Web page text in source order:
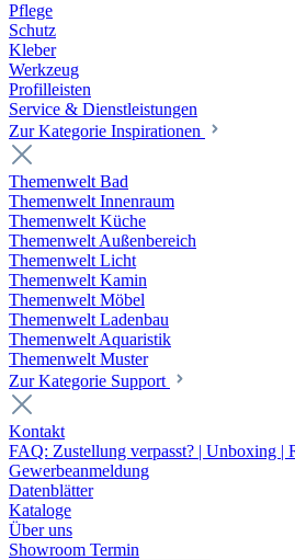
Pflege
Schutz
Kleber
Werkzeug
Profilleisten
Service & Dienstleistungen
Zur Kategorie Inspirationen
Themenwelt Bad
Themenwelt Innenraum
Themenwelt Küche
Themenwelt Außenbereich
Themenwelt Licht
Themenwelt Kamin
Themenwelt Möbel
Themenwelt Ladenbau
Themenwelt Aquaristik
Themenwelt Muster
Zur Kategorie Support
Kontakt
FAQ: Zustellung verpasst? | Unboxing |
Gewerbeanmeldung
Datenblätter
Kataloge
Über uns
Showroom Termin